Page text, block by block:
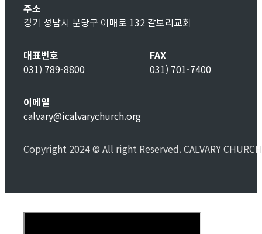
주소
경기 성남시 분당구 이매로 132 갈보리교회
대표번호
031) 789-8800
FAX
031) 701-7400
이메일
calvary@icalvarychurch.org
Copyright 2024 © All right Reserved. CALVARY CHURCH